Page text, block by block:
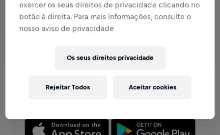
VER EQUIPES NO APP
explore tudo no app — bate-papo, acompanhe sua
exercer os seus direitos de privacidade clicando no
botão à direita. Para mais informações, consulte o
nosso aviso de privacidade
Os seus direitos privacidade
Rejeitar Todos Aceitar cookies